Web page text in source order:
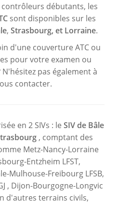
débutants, les
sont disponibles sur les
, Strasbourg, et Lorraine.
d'une couverture ATC ou
pour votre examen ou
N'hésitez pas également à
contacter.
en 2 SIVs : le SIV de Bâle
, comptant des
Metz-Nancy-Lorraine
Entzheim LFST,
Mulhouse-Freibourg LFSB,
, Dijon-Bourgogne-Longvic
d'autres terrains civils,